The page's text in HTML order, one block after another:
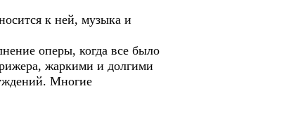
к ней, музыка и
оперы, когда все было
жаркими и долгими
Многие